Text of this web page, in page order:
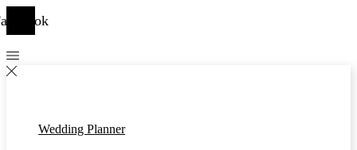
Wedding Planner